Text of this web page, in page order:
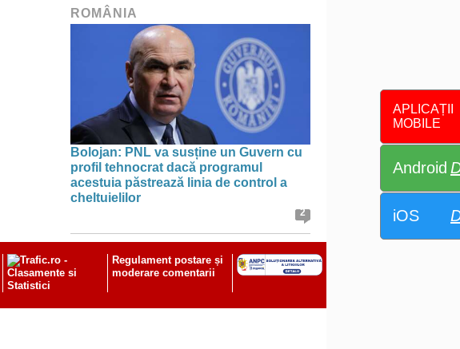
APLICAȚII
MOBILE
Android
iOS
ROMÂNIA
Bolojan: PNL va susține un Guvern cu
profil tehnocrat dacă programul
acestuia păstrează linia de control a
cheltuielilor
2
Regulament postare și
moderare comentarii